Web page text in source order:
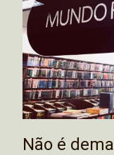
Não é